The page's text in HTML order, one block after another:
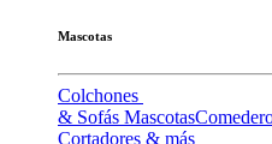
Mascotas
Colchones
& Sofás Mascotas
Cortadores & más